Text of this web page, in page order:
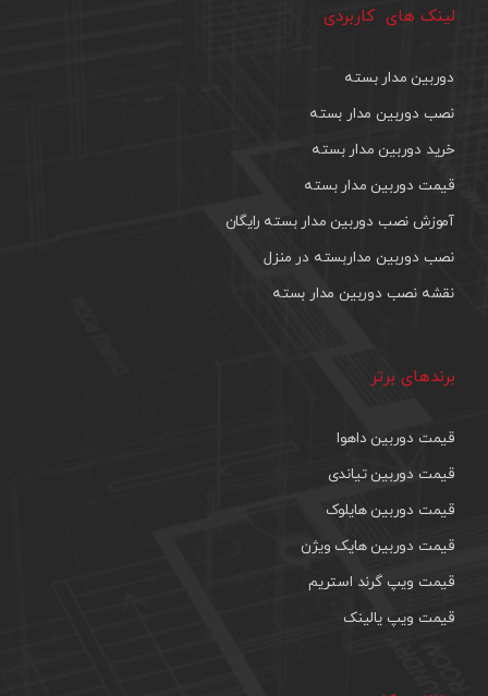
لینک های کاربردی
دوربین مدار بسته
نصب دوربین مدار بسته
خرید دوربین مدار بسته
قیمت دوربین مدار بسته
آموزش نصب دوربین مدار بسته رایگان
نصب دوربین مداربسته در منزل
نقشه نصب دوربین مدار بسته
برندهای برتر
قیمت دوربین داهوا
قیمت دوربین تیاندی
قیمت دوربین هایلوک
قیمت دوربین هایک ویژن
قیمت ویپ گرند استریم
قیمت ویپ یالینک